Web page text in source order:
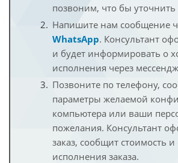
позвоним, что бы уточнить
Напишите нам сообщение
WhatsApp. Консультант
и будет информировать о
исполнения через
Позвоните по телефону,
параметры желаемой
компьютера или ваши
пожелания. Консультант
заказ, сообщит стоимость и
исполнения заказа.